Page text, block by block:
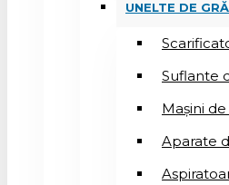
UNELTE DE
Suflantе
Mașini
Aparate